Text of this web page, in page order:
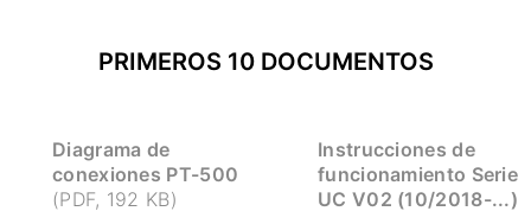
PRIMEROS 10 DOCUMENTOS
Diagrama de
conexiones PT-500
(PDF, 192 KB)
Instrucciones de
funcionamiento Serie
UC V02 (10/2018-...)